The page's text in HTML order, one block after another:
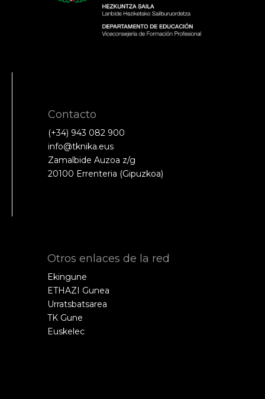
Contacto
(+34) 943 082 900
info@tknika.eus
Zamalbide Auzoa z/g
20100 Errenteria (Gipuzkoa)
Otros enlaces de la red
Ekingune
ETHAZI Gunea
Urratsbatsarea
TK Gune
Euskelec